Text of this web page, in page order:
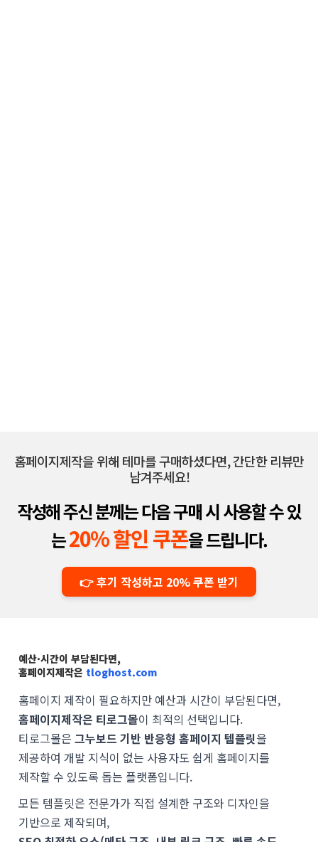
홈페이지제작을 위해 테마를 구매하셨다면, 간단한 리뷰만
남겨주세요!
작성해 주신 분께는 다음 구매 시 사용할 수 있
는20% 할인 쿠폰을 드립니다.
👉 후기 작성하고 20% 쿠폰 받기
예산·시간이 부담된다면,
홈페이지제작은 tloghost.com
홈페이지 제작이 필요하지만 예산과 시간이 부담된다면,
홈페이지제작은 티로그몰이 최적의 선택입니다.
티로그몰은 그누보드 기반 반응형 홈페이지 템플릿을
제공하여 개발 지식이 없는 사용자도 쉽게 홈페이지를
제작할 수 있도록 돕는 플랫폼입니다.
모든 템플릿은 전문가가 직접 설계한 구조와 디자인을
기반으로 제작되며,